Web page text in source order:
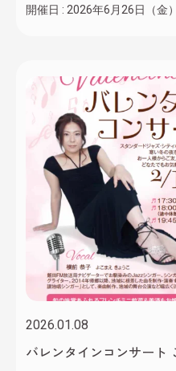
細で奥行きあるエレガン
とときをご堪能いただけ
き、お早めにお申し込み
開催日 : 2026年6月26日（金
2026.01.08
バレンタインコンサート